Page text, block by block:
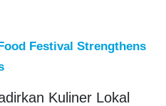
Festival Strengthens
Kuliner Lokal